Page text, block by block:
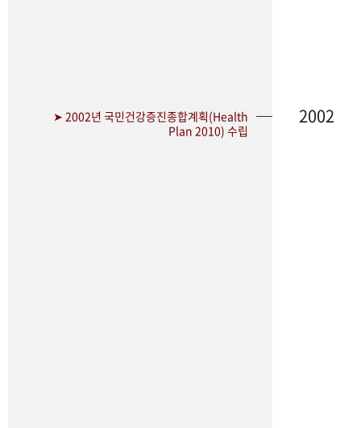
➤ 2002년 국민건강증진종합계획(Health
Plan 2010) 수립
2002